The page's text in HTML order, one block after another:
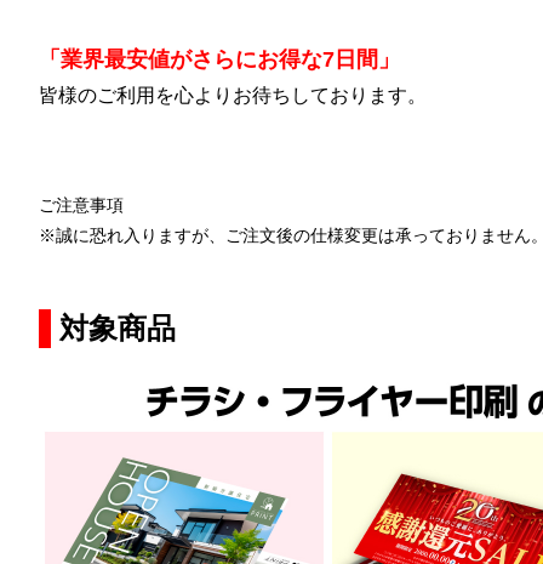
「業界最安値がさらにお得な7日間」
皆様のご利用を心よりお待ちしております。
ご注意事項
※誠に恐れ入りますが、ご注文後の仕様変更は承っておりません
対象商品